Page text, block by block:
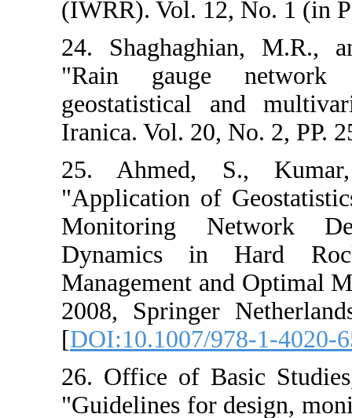
(IWRR). Vol.
24.
"Rain
geostatistical
Iranica. Vol.
25.
"Application
Monitoring
Dynamics in
Management
2008,
[DOI:10.1007/
26. Office of
"Guidelines for